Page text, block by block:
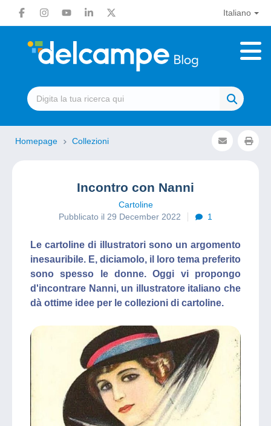
Italiano
Homepage Collezioni
Incontro con Nanni
Cartoline
Pubblicato il 29 December 2022
1
Le cartoline di illustratori sono un argomento
inesauribile. E, diciamolo, il loro tema preferito
sono spesso le donne. Oggi vi propongo
d'incontrare Nanni, un illustratore italiano che
dà ottime idee per le collezioni di cartoline.